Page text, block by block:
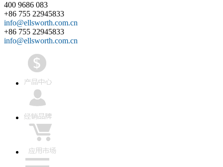
400 9686 083
+86 755 22945833
info@ellsworth.com.cn
+86 755 22945833
info@ellsworth.com.cn